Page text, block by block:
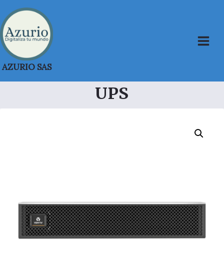
Saltar
al
contenido
AZURIO SAS
UPS